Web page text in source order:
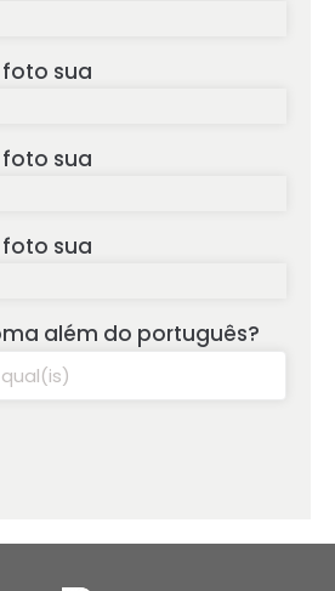
sua
sua
sua
além do português?